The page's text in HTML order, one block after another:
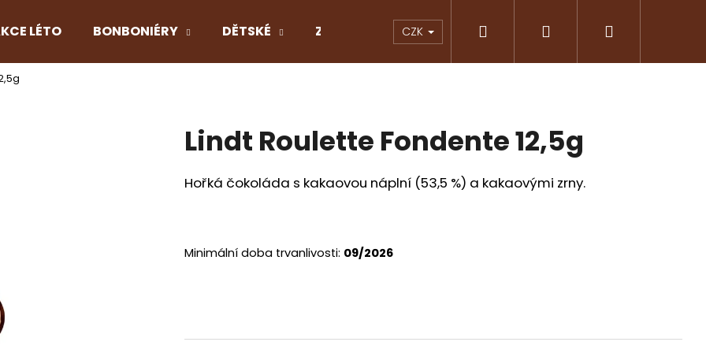
LÉTO BONBONIÉRY DĚTSKÉ Z LÁSKY ČOKOLÁDY ZNAČKOVÁ KÁVA
CZK Přihlášení
Lindt Roulette Fondente 12,5g
Hořká čokoláda s kakaovou náplní (53,5 %) a kakaovými zrny.
Minimální doba trvanlivosti: 09/2026
Co potřebujete najít?
HLEDAT